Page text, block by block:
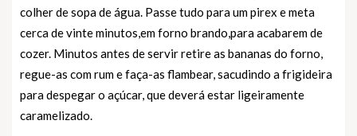
colher de sopa de água. Passe tudo para um pirex e meta
cerca de vinte minutos,em forno brando,para acabarem de
cozer. Minutos antes de servir retire as bananas do forno,
regue-as com rum e faça-as flambear, sacudindo a frigideira
para despegar o açúcar, que deverá estar ligeiramente
caramelizado.